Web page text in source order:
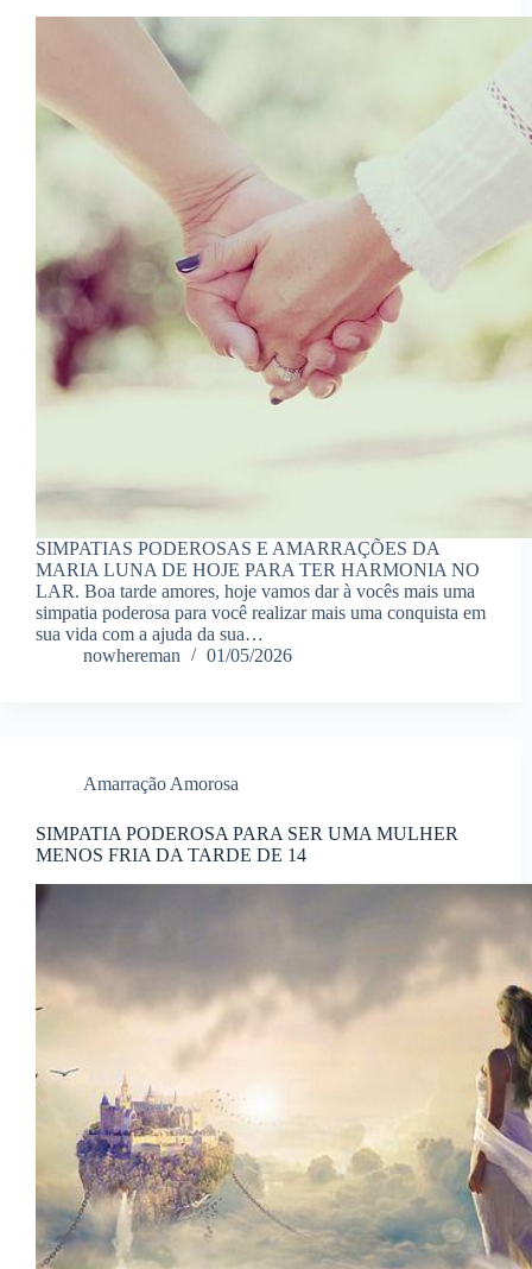
SIMPATIAS PODEROSAS E AMARRAÇÕES DA
MARIA LUNA DE HOJE PARA TER HARMONIA NO
LAR. Boa tarde amores, hoje vamos dar à vocês mais uma
simpatia poderosa para você realizar mais uma conquista em
sua vida com a ajuda da sua…
nowhereman
01/05/2026
Amarração Amorosa
SIMPATIA PODEROSA PARA SER UMA MULHER
MENOS FRIA DA TARDE DE 14